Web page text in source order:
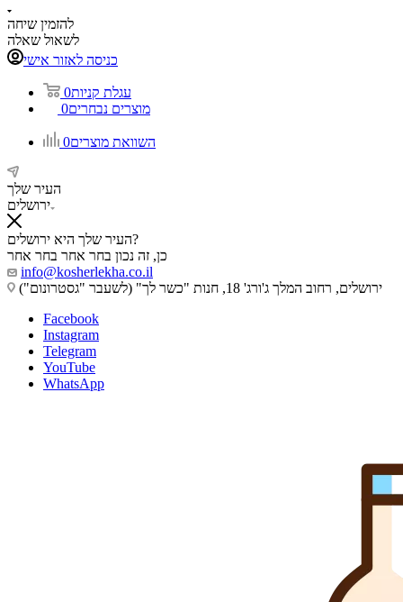
להזמין שיחה
לשאול שאלה
כניסה לאזור אישי
עגלת קניות0
מוצרים נבחרים0
השוואת מוצרים0
העיר שלך
ירושלים
העיר שלך היא ירושלים?
כן, זה נכון בחר אחר בחר אחר
info@kosherlekha.co.il
ירושלים, רחוב המלך ג'ורג' 18, חנות "כשר לך" (לשעבר "גסטרונום")
Facebook
Instagram
Telegram
YouTube
WhatsApp